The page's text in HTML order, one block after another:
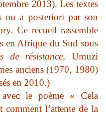
2013). Les textes
ou a posteriori par son
Ce recueil rassemble
en Afrique du Sud sous
de résistance, Umuzi
anciens (1970, 1980)
en 2010.)
le poème « Cela
l’attente de la